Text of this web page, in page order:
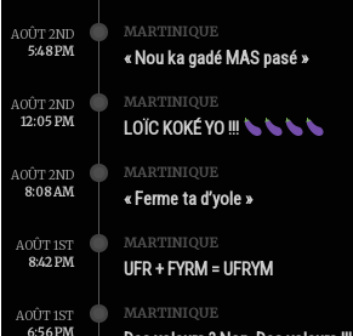
AOÛT 2ND
5:48 PM
MARTINIQUE
« Nou ka gadé MAS pasé »
AOÛT 2ND
12:05 PM
MARTINIQUE
LOÏC KOKÉ YO !!!
AOÛT 2ND
8:08 AM
MARTINIQUE
« Ferme ta d’yole »
AOÛT 1ST
8:42 PM
MARTINIQUE
UFR + FYRM = UFRYM
AOÛT 1ST
6:56 PM
MARTINIQUE